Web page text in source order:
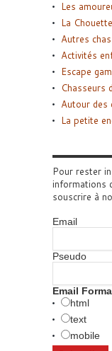
Les
La
Autres
Activités
Escape
Chasseurs
Autour des
La petite
Pour rester
informations
souscrire à
Email
Pseudo
Email
html
text
mobile